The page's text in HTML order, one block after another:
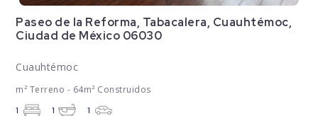
Paseo de la Reforma, Tabacalera, Cuauhtémoc,
Ciudad de México 06030
Cuauhtémoc
m² Terreno - 64m² Construidos
1 1 1